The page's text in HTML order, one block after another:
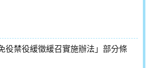
役禁役緩徵緩召實施辦法」部分條